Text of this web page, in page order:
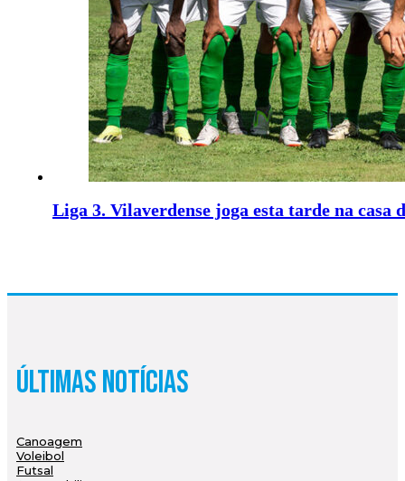
Liga 3. Vilaverdense joga esta tarde na casa
Últimas Notícias
Canoagem
Voleibol
Futsal